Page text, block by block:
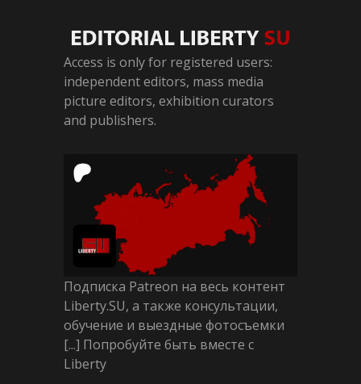
Access is only for registered users:
independent editors, mass media
picture editors, exhibition curators
and publishers.
Подписка Patreon на весь контент
Liberty.SU, а также консультации,
обучение и выездные фотосъемки
[...] Попробуйте быть вместе с
Liberty